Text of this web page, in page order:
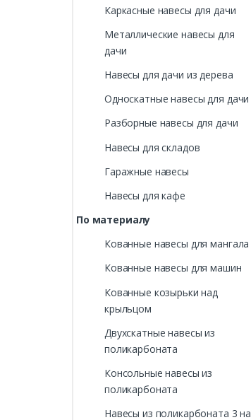
Каркасные навесы для дачи
Металлические навесы для
дачи
Навесы для дачи из дерева
Односкатные навесы для дачи
Разборные навесы для дачи
Навесы для складов
Гаражные навесы
Навесы для кафе
По материалу
Кованные навесы для мангала
Кованные навесы для машин
Кованные козырьки над
крыльцом
Двухскатные навесы из
поликарбоната
Консольные навесы из
поликарбоната
Навесы из поликарбоната 3 на